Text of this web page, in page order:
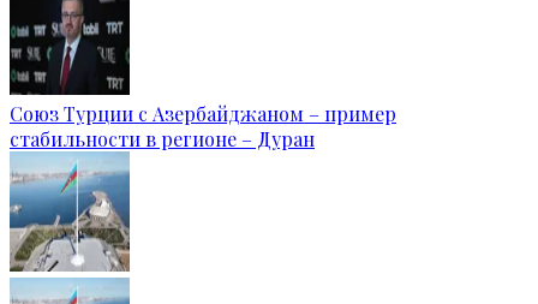
Союз Турции с Азербайджаном – пример
стабильности в регионе – Дуран